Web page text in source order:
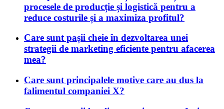
procesele de producție și logistică pentru a
reduce costurile și a maximiza profitul?
Care sunt pașii cheie în dezvoltarea unei
strategii de marketing eficiente pentru afacerea
mea?
Care sunt principalele motive care au dus la
falimentul companiei X?